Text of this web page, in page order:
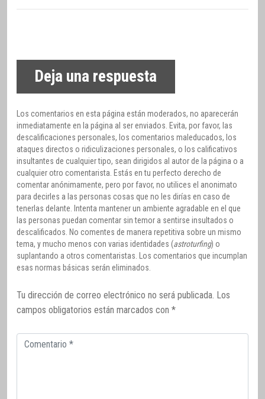
Deja una respuesta
Los comentarios en esta página están moderados, no aparecerán
inmediatamente en la página al ser enviados. Evita, por favor, las
descalificaciones personales, los comentarios maleducados, los
ataques directos o ridiculizaciones personales, o los calificativos
insultantes de cualquier tipo, sean dirigidos al autor de la página o a
cualquier otro comentarista. Estás en tu perfecto derecho de
comentar anónimamente, pero por favor, no utilices el anonimato
para decirles a las personas cosas que no les dirías en caso de
tenerlas delante. Intenta mantener un ambiente agradable en el que
las personas puedan comentar sin temor a sentirse insultados o
descalificados. No comentes de manera repetitiva sobre un mismo
tema, y mucho menos con varias identidades (astroturfing) o
suplantando a otros comentaristas. Los comentarios que incumplan
esas normas básicas serán eliminados.
Tu dirección de correo electrónico no será publicada. Los
campos obligatorios están marcados con *
Comentario